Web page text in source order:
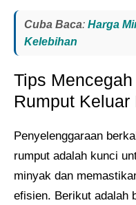
Cuba Baca: Harga
Kelebihan
Tips
Rumput Keluar
Penyelenggaraan
rumput adalah kunci
minyak dan
efisien. Berikut adalah